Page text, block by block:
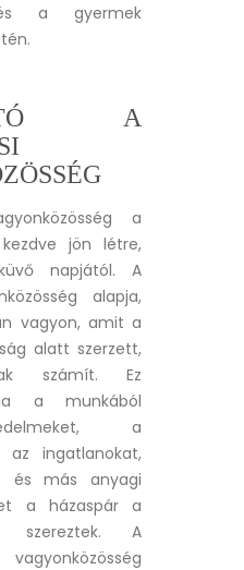
a gyermek
A
a
kezdve jön létre,
napjától. A
alapja,
vagyon, amit a
alatt szerzett,
számít. Ez
a munkából
a
az ingatlanokat,
és más anyagi
a házaspár a
szereztek. A